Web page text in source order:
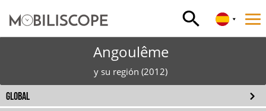
Angoulême
y su región (2012)
GLOBAL